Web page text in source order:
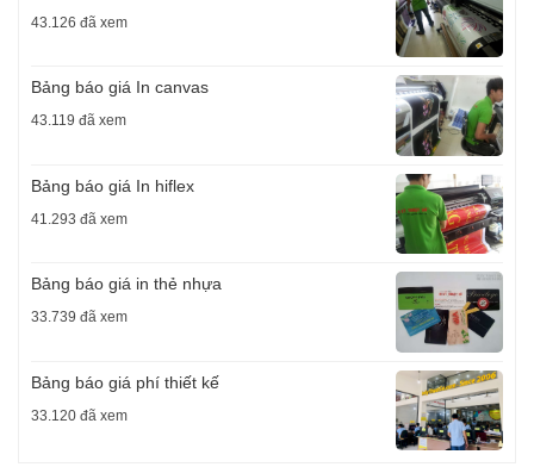
43.126 đã xem
Bảng báo giá In canvas
43.119 đã xem
Bảng báo giá In hiflex
41.293 đã xem
Bảng báo giá in thẻ nhựa
33.739 đã xem
Bảng báo giá phí thiết kế
33.120 đã xem